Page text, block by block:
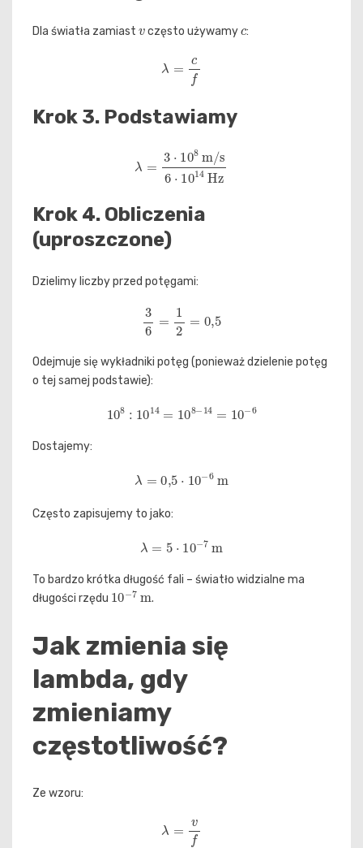
Dla światła zamiast często używamy :
f
Krok 3. Podstawiamy
m/s6 1014
Krok 4. Obliczenia
(uproszczone)
Dzielimy liczby przed potęgami:
3 12
Odejmuje się wykładniki potęg (ponieważ dzielenie potęg
o tej samej podstawie):
108 1014 108−14 10 −6
Dostajemy:
λ 0,5⋅ 10−6 m
Często zapisujemy to jako:
5⋅10−7 m
To bardzo krótka długość fali – światło widzialne ma
długości rzędu
10 −7
.
Jak zmienia się
lambda, gdy
zmieniamy
częstotliwość?
Ze wzoru:
f